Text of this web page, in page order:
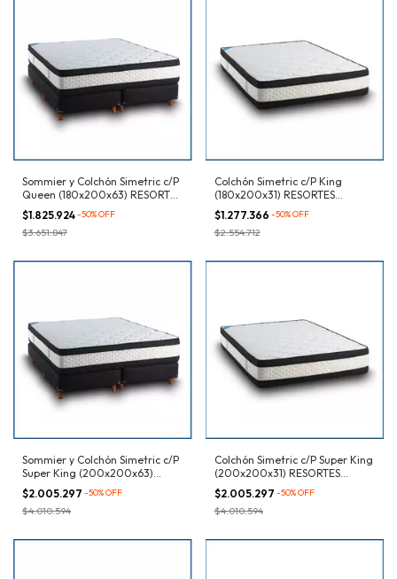
Sommier y Colchón Simetric c/P
Queen (180x200x63) RESORTES
Bicónicos
$1.825.924-50%OFF
$3.651.847
Colchón Simetric c/P King
(180x200x31) RESORTES
Bicónicos
$1.277.366 -50%OFF
$2.554.712
Sommier y Colchón Simetric c/P
Super King (200x200x63)
RESORTES Bicónicos
$2.005.297 -50%OFF
$4.010.594
Colchón Simetric c/P Super King
(200x200x31) RESORTES
Bicónicos
$2.005.297 -50%OFF
$4.010.594